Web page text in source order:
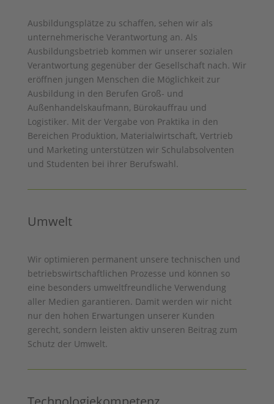
Ausbildungsplätze zu schaffen, sehen wir als
unternehmerische Verantwortung an. Als
Ausbildungsbetrieb kommen wir unserer sozialen
Verantwortung gegenüber der Gesellschaft nach. Wir
eröffnen jungen Menschen die Möglichkeit zur
Ausbildung in den Berufen Groß- und
Außenhandelskaufmann, Bürokauffrau und
Logistiker. Mit der Vergabe von Praktika in den
Bereichen Produktion, Materialwirtschaft, Vertrieb
und Marketing unterstützen wir Schulabsolventen
und Studenten bei ihrer Berufswahl.
Umwelt
Wir optimieren permanent unsere technischen und
betriebswirtschaftlichen Prozesse und können so
eine besonders umweltfreundliche Verwendung
aller Medien garantieren. Damit werden wir nicht
nur den hohen Erwartungen unserer Kunden
gerecht, sondern leisten aktiv unseren Beitrag zum
Schutz der Umwelt.